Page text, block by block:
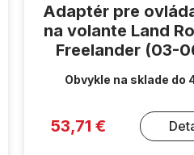
Adaptér pre
na volante Land
Freelander (03-
Obvykle na sklade do
53,71 €